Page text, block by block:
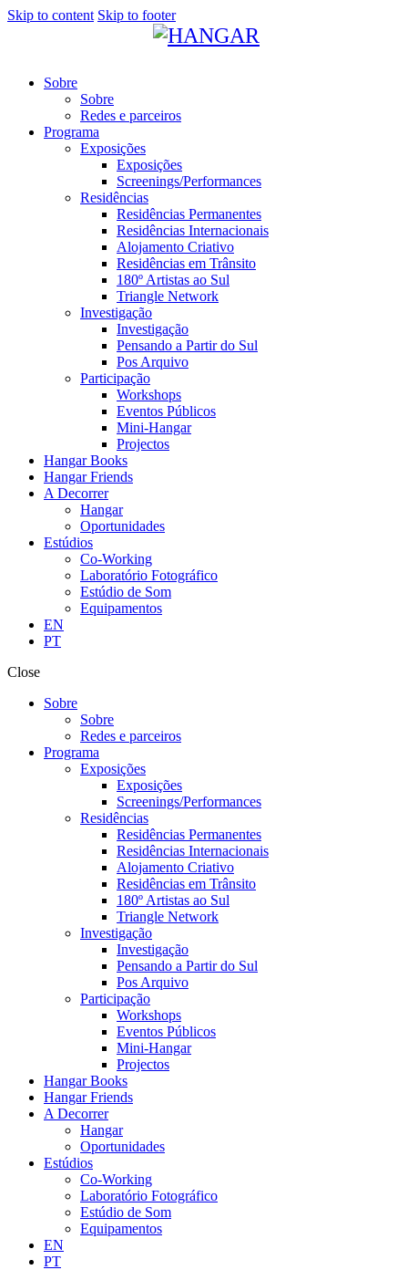
Skip to content Skip to footer
Sobre
Sobre
Redes e parceiros
Programa
Exposições
Exposições
Screenings/Performances
Residências
Residências Permanentes
Residências Internacionais
Alojamento Criativo
Residências em Trânsito
180º Artistas ao Sul
Triangle Network
Investigação
Investigação
Pensando a Partir do Sul
Pos Arquivo
Participação
Workshops
Eventos Públicos
Mini-Hangar
Projectos
Hangar Books
Hangar Friends
A Decorrer
Hangar
Oportunidades
Estúdios
Co-Working
Laboratório Fotográfico
Estúdio de Som
Equipamentos
EN
PT
Close
Sobre
Sobre
Redes e parceiros
Programa
Exposições
Exposições
Screenings/Performances
Residências
Residências Permanentes
Residências Internacionais
Alojamento Criativo
Residências em Trânsito
180º Artistas ao Sul
Triangle Network
Investigação
Investigação
Pensando a Partir do Sul
Pos Arquivo
Participação
Workshops
Eventos Públicos
Mini-Hangar
Projectos
Hangar Books
Hangar Friends
A Decorrer
Hangar
Oportunidades
Estúdios
Co-Working
Laboratório Fotográfico
Estúdio de Som
Equipamentos
EN
PT